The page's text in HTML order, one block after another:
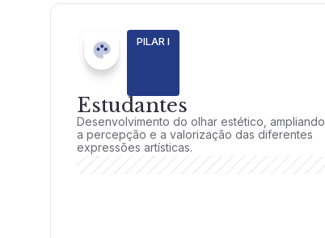
PILAR I
Estudantes
Desenvolvimento do olhar estético, ampliando
a percepção e a valorização das diferentes
expressões artísticas.